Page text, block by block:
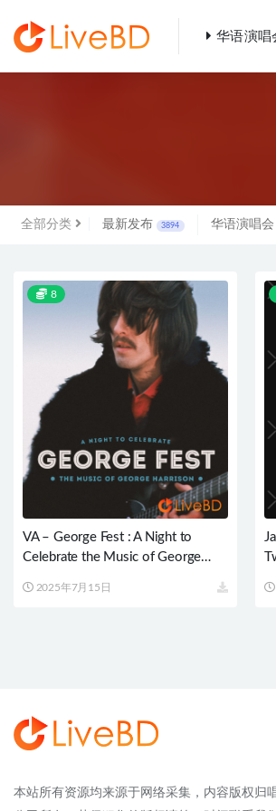
华语演唱
全部分类 最新发布 3894 华语演唱会
8
VA – George Fest : A Night to
Celebrate the Music of George
2025年7月15日
本站所有资源均来源于网络采集，内容版权归